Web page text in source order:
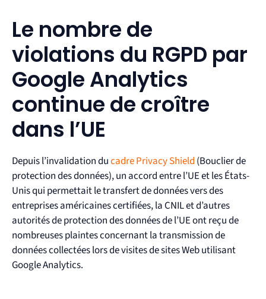
Le nombre de
violations du RGPD par
Google Analytics
continue de croître
dans l’UE
Depuis l’invalidation ducadre Privacy Shield (Bouclier de
protection des données), un accord entre l’UE et les États-
Unis qui permettait le transfert de données vers des
entreprises américaines certifiées, la CNIL et d’autres
autorités de protection des données de l’UE ont reçu de
nombreuses plaintes concernant la transmission de
données collectées lors de visites de sites Web utilisant
Google Analytics.